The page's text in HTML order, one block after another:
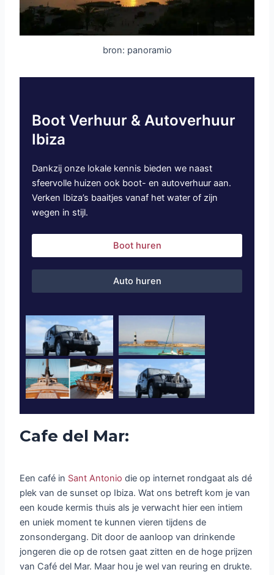
bron: panoramio
Boot Verhuur & Autoverhuur
Ibiza
Dankzij onze lokale kennis bieden we naast
sfeervolle huizen ook boot- en autoverhuur aan.
Verken Ibiza’s baaitjes vanaf het water of zijn
wegen in stijl.
Boot huren
Auto huren
Cafe del Mar:
Een café in Sant Antonio die op internet rondgaat als dé
plek van de sunset op Ibiza. Wat ons betreft kom je van
een koude kermis thuis als je verwacht hier een intiem
en uniek moment te kunnen vieren tijdens de
zonsondergang. Dit door de aanloop van drinkende
jongeren die op de rotsen gaat zitten en de hoge prijzen
van Café del Mar. Maar hou je wel van reuring en drukte.